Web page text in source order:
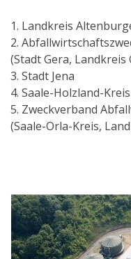
1. Landkreis
2.
(Stadt Gera, Landkreis
3. Stadt Jena
4. Saale-Holzland-Kreis
5. Zweckverband
(Saale-Orla-Kreis,